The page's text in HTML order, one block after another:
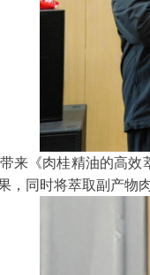
来《肉桂精油的高
，同时将萃取副产物